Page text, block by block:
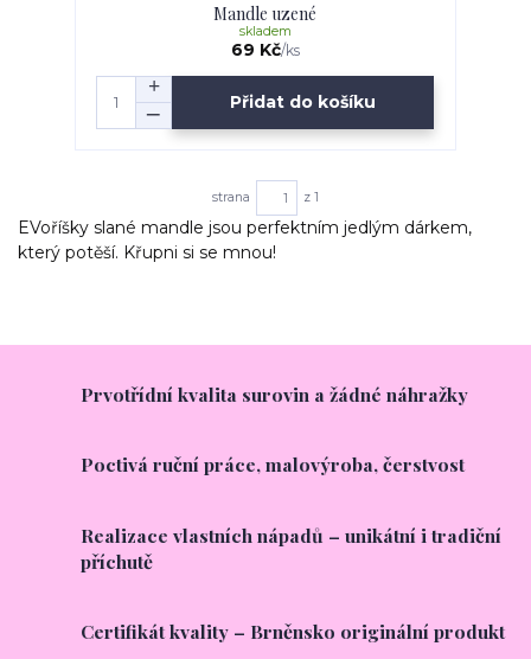
Mandle uzené
69 Kč/ks
skladem
Přidat do košíku
strana z 1
EVoříšky slané mandle jsou perfektním jedlým dárkem,
který potěší. Křupni si se mnou!
Prvotřídní kvalita surovin a žádné náhražky
Poctivá ruční práce, malovýroba, čerstvost
Realizace vlastních nápadů – unikátní i tradiční
příchutě
Certifikát kvality – Brněnsko originální produkt